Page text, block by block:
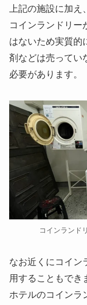
上記の施設に加
コインランドリー
はないため実質的
剤などは売ってい
必要があります。
コインランド
なお近くにコイン
用することもでき
ホテルのコインラ